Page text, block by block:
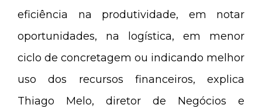
eficiência na produtividade, em notar
oportunidades, na logística, em menor
ciclo de concretagem ou indicando melhor
uso dos recursos financeiros, explica
Thiago Melo, diretor de Negócios e